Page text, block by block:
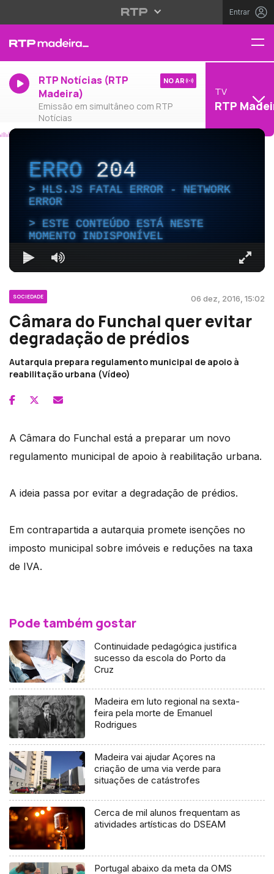
Entrar
RTP Notícias (RTP
Madeira)
Emissão em simultâneo com RTP
Notícias
NO AR
TV
RTP
ERRO204
HLS.JS FATAL ERROR - NETWORK
ERROR
ESTE CONTEÚDO ESTÁ NESTE
MOMENTO INDISPONÍVEL
SOCIEDADE 06 dez, 2016, 15:02
Câmara do Funchal quer evitar
degradação de prédios
Autarquia prepara regulamento municipal de apoio à
reabilitação urbana (Vídeo)
A Câmara do Funchal está a preparar um novo
regulamento municipal de apoio à reabilitação urbana.
A ideia passa por evitar a degradação de prédios.
Em contrapartida a autarquia promete isenções no
imposto municipal sobre imóveis e reduções na taxa
de IVA.
Pode também gostar
Continuidade pedagógica justifica
sucesso da escola do Porto da
Cruz
Madeira em luto regional na sexta-
feira pela morte de Emanuel
Rodrigues
Madeira vai ajudar Açores na
criação de uma via verde para
situações de catástrofes
Cerca de mil alunos frequentam as
atividades artísticas do DSEAM
Portugal abaixo da meta da OMS